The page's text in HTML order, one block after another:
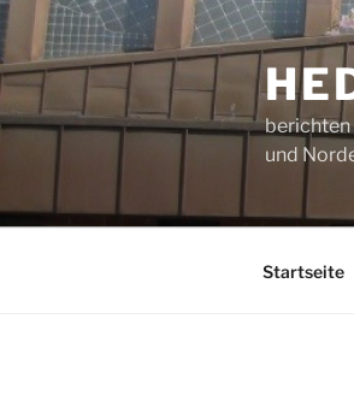
Zum
Inhalt
springen
berichten
und
Startseite